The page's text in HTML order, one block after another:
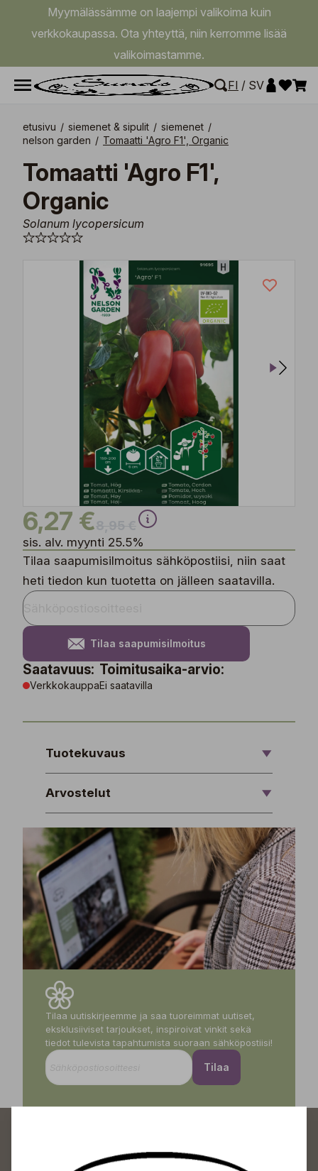
Myymälässämme on laajempi valikoima kuin
verkkokaupassa. Ota yhteyttä, niin kerromme lisää
valikoimastamme.
FI / SV
etusivu / siemenet & sipulit / siemenet /
nelson garden / Tomaatti 'Agro F1', Organic
Tomaatti 'Agro F1',
Organic
Solanum lycopersicum
6,27 €
sis. alv. myynti 25.5%
Tilaa saapumisilmoitus sähköpostiisi, niin saat
heti tiedon kun tuotetta on jälleen saatavilla.
Tilaa saapumisilmoitus
Saatavuus:
Verkkokauppa
Toimitusaika-arvio:
Ei saatavilla
Tuotekuvaus
Arvostelut
Tilaa uutiskirjeemme ja saa tuoreimmat uutiset,
eksklusiiviset tarjoukset, inspiroivat vinkit sekä
tiedot tulevista tapahtumista suoraan sähköpostiisi!
Tilaa